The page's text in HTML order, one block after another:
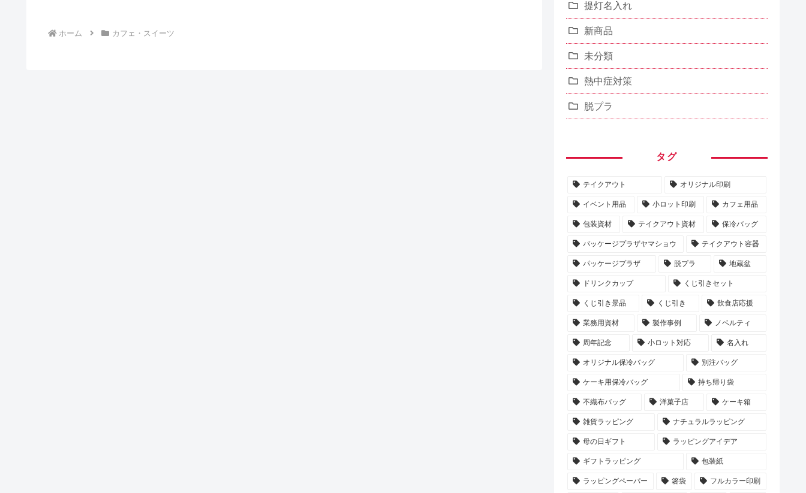
ホーム カフェ・スイーツ
提灯名入れ
新商品
未分類
熱中症対策
脱プラ
タグ
テイクアウト オリジナル印刷
イベント用品 小ロット印刷 カフェ用品
包装資材 テイクアウト資材 保冷バッグ
パッケージプラザヤマショウ テイクアウト容器
パッケージプラザ 脱プラ 地蔵盆
ドリンクカップ くじ引きセット
くじ引き景品 くじ引き 飲食店応援
業務用資材 製作事例 ノベルティ
周年記念 小ロット対応 名入れ
オリジナル保冷バッグ 別注バッグ
ケーキ用保冷バッグ 持ち帰り袋
不織布バッグ 洋菓子店 ケーキ箱
雑貨ラッピング ナチュラルラッピング
母の日ギフト ラッピングアイデア
ギフトラッピング 包装紙
ラッピングペーパー 箸袋 フルカラー印刷